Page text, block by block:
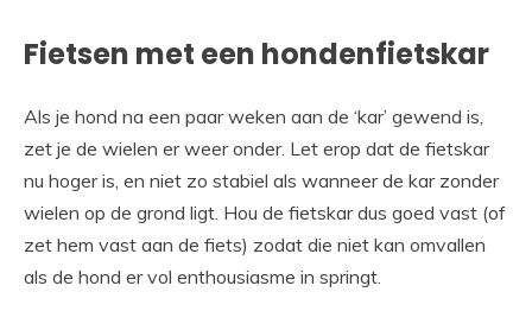
Fietsen met een hondenfietskar
Als je hond na een paar weken aan de ‘kar’ gewend is,
zet je de wielen er weer onder. Let erop dat de fietskar
nu hoger is, en niet zo stabiel als wanneer de kar zonder
wielen op de grond ligt. Hou de fietskar dus goed vast (of
zet hem vast aan de fiets) zodat die niet kan omvallen
als de hond er vol enthousiasme in springt.